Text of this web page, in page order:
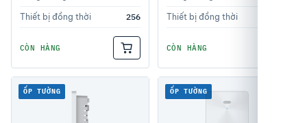
Thiết bị đồng thời 256
CÒN HÀNG
Thiết bị đồng thời
CÒN HÀNG
ỐP TƯỜNG ỐP TƯỜNG